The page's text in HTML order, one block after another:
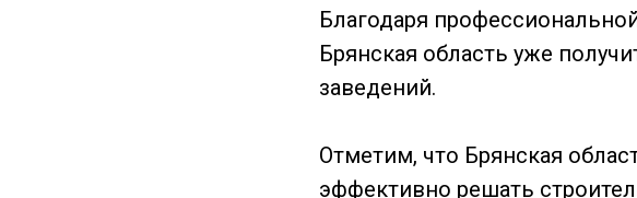
Благодаря
Брянская область уже
заведений.
Отметим, что Брянская
эффективно решать